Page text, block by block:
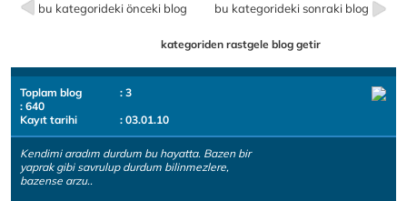
bu kategorideki önceki blog bu kategorideki sonraki blog
kategoriden rastgele blog getir
Toplam blog
: 3
: 640
Kayıt tarihi
: 03.01.10
Kendimi aradım durdum bu hayatta. Bazen bir
yaprak gibi savrulup durdum bilinmezlere,
bazense arzu..